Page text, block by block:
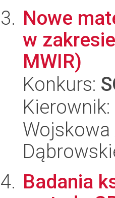
Nowe
w
MWIR)
Konkurs:
Kierownik:
Wojskowa
Badania